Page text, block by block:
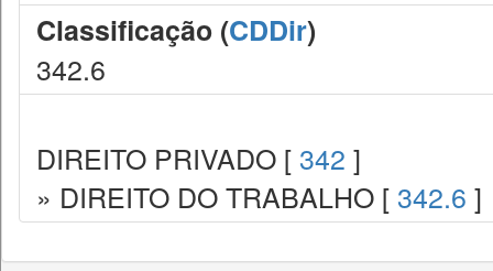
Classificação (CDDir)
342.6
DIREITO PRIVADO [ 342 ]
» DIREITO DO TRABALHO [ 342.6 ]